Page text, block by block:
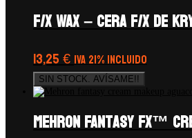
F/X WAX – CERA F/X de
13,25€ IVA 21% Incluido
SIN STOCK. AVÍSAME!!
Mehron Fantasy FX™